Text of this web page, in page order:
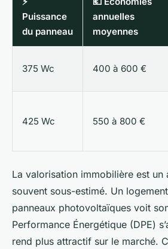
Puissance
du panneau
annuelles
moyennes
375 Wc 400 à 600 €
425 Wc 550 à 800 €
La valorisation immobilière est un
souvent sous-estimé. Un
panneaux photovoltaïques voit
Performance Énergétique (DPE)
rend plus attractif sur le marché.